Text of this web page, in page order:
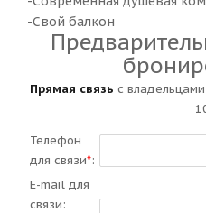
-Свой балкон
Прямая связь с
Телефон
для связи*:
E-mail для
связи: